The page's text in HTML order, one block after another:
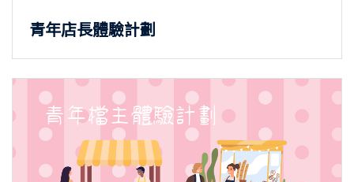
青年店長體驗計劃